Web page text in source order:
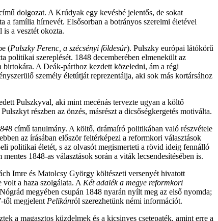
dolgozat. A Krúdyak egy kevésbé jelentős, de sokat
a família hírnevét. Elsősorban a botrányos szerelmi életével
a vesztét okozta.
(Pulszky Ferenc, a szécsényi földesúr). Pulszky európai látókörű
politikai szereplését. 1848 decemberében elmenekült az
birtokára. A Deák-párthoz kezdett közeledni, ám a régi
személy életútját reprezentálja, aki sok más kortársához
Pulszkyval, aki mint mecénás tervezte ugyan a költő
részben az önzés, másrészt a dicsőségkergetés motiválta.
című tanulmány. A költő, drámaíró politikában való részvétele
az írásában először feltérképezi a reformkori választások
politikai életét, s az olvasót megismerteti a rövid ideig fennálló
1848-as választások során a viták lecsendesítésében is.
Imre és Matolcsy György költészeti versenyét hivatott
a haza szolgálata. A Két adalék a megye reformkori
megyében csupán 1848 nyarán nyílt meg az első nyomda;
től megjelent Pelikánról szerezhetünk némi információt.
a magasztos küzdelmek és a kicsinyes csetepaték, amint erre a